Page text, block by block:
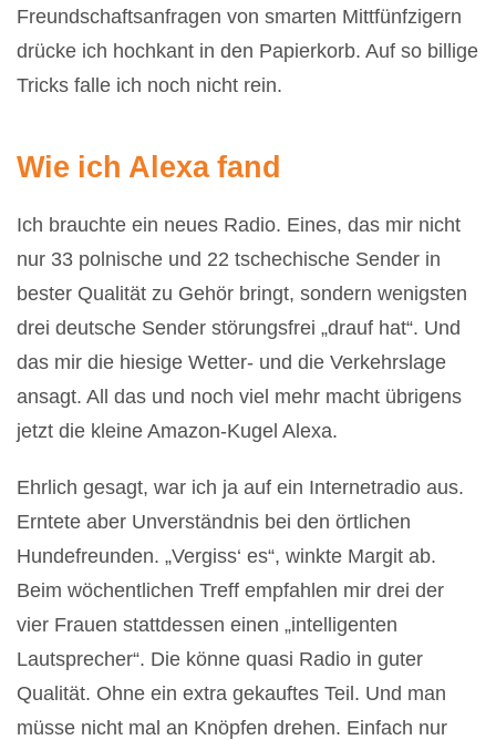
Freundschaftsanfragen von smarten Mittfünfzigern
drücke ich hochkant in den Papierkorb. Auf so billige
Tricks falle ich noch nicht rein.
Wie ich Alexa fand
Ich brauchte ein neues Radio. Eines, das mir nicht
nur 33 polnische und 22 tschechische Sender in
bester Qualität zu Gehör bringt, sondern wenigsten
drei deutsche Sender störungsfrei „drauf hat“. Und
das mir die hiesige Wetter- und die Verkehrslage
ansagt. All das und noch viel mehr macht übrigens
jetzt die kleine Amazon-Kugel Alexa.
Ehrlich gesagt, war ich ja auf ein Internetradio aus.
Erntete aber Unverständnis bei den örtlichen
Hundefreunden. „Vergiss‘ es“, winkte Margit ab.
Beim wöchentlichen Treff empfahlen mir drei der
vier Frauen stattdessen einen „intelligenten
Lautsprecher“. Die könne quasi Radio in guter
Qualität. Ohne ein extra gekauftes Teil. Und man
müsse nicht mal an Knöpfen drehen. Einfach nur